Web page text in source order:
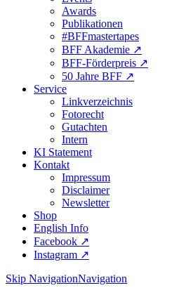
Awards
Publikationen
#BFFmastertapes
BFF Akademie ↗︎
BFF-Förderpreis ↗︎
50 Jahre BFF ↗︎
Service
Linkverzeichnis
Fotorecht
Gutachten
Intern
KI Statement
Kontakt
Impressum
Disclaimer
Newsletter
Shop
English Info
Facebook ↗︎
Instagram ↗︎
Skip NavigationNavigation